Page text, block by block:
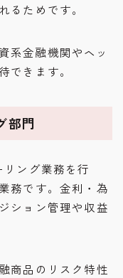
るためです。
系金融機関やヘッ
できます。
部門
ング業務を行
務です。金利・為
ション管理や収益
商品のリスク特性